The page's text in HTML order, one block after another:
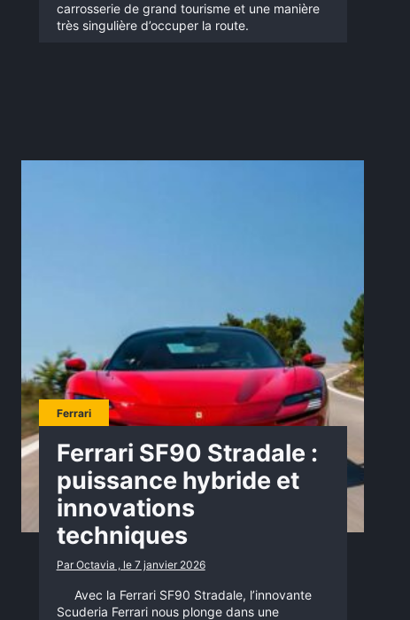
carrosserie de grand tourisme et une manière
très singulière d’occuper la route.
Ferrari
Ferrari SF90 Stradale :
puissance hybride et
innovations
techniques
Par Octavia , le 7 janvier 2026
Avec la Ferrari SF90 Stradale, l’innovante
Scuderia Ferrari nous plonge dans une